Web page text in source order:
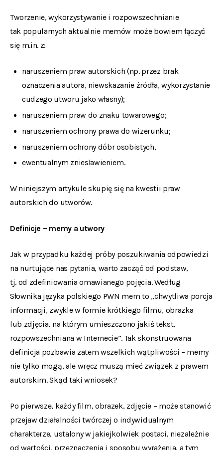
Tworzenie, wykorzystywanie i rozpowszechnianie
tak popularnych aktualnie memów może bowiem łączyć
się m.in. z:
naruszeniem praw autorskich (np. przez brak
oznaczenia autora, niewskazanie źródła, wykorzystanie
cudzego utworu jako własny);
naruszeniem praw do znaku towarowego;
naruszeniem ochrony prawa do wizerunku;
naruszeniem ochrony dóbr osobistych,
ewentualnym zniesławieniem.
W niniejszym artykule skupię się na kwestii praw
autorskich do utworów.
Definicje – memy a utwory
Jak w przypadku każdej próby poszukiwania odpowiedzi
na nurtujące nas pytania, warto zacząć od podstaw,
tj. od zdefiniowania omawianego pojęcia. Według
Słownika języka polskiego PWN mem to „chwytliwa porcja
informacji, zwykle w formie krótkiego filmu, obrazka
lub zdjęcia, na którym umieszczono jakiś tekst,
rozpowszechniana w Internecie”. Tak skonstruowana
definicja pozbawia zatem wszelkich wątpliwości – memy
nie tylko mogą, ale wręcz muszą mieć związek z prawem
autorskim. Skąd taki wniosek?
Po pierwsze, każdy film, obrazek, zdjęcie – może stanowić
przejaw działalności twórczej o indywidualnym
charakterze, ustalony w jakiejkolwiek postaci, niezależnie
od wartości, przeznaczenia i sposobu wyrażenia, a tym